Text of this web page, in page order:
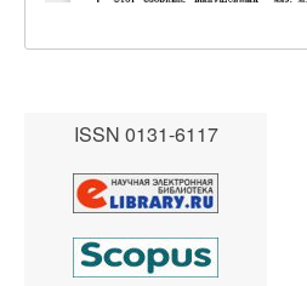
ISSN 0131-6117